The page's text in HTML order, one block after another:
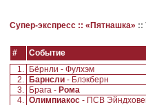
Супер-экспресс :: «Пятнашка» ::
# Событие
1.
Бёрнли - Фулхэм
2.
Барнсли - Блэкберн
3.
Брага - Рома
4. Олимпиакос - ПСВ